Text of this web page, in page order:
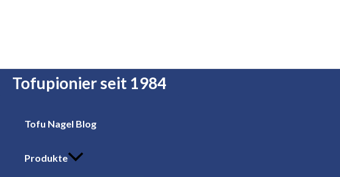
Tofupionier seit 1984
Tofu Nagel Blog
Produkte